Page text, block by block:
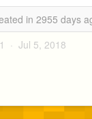
in 2955 days
· Jul 5, 2018